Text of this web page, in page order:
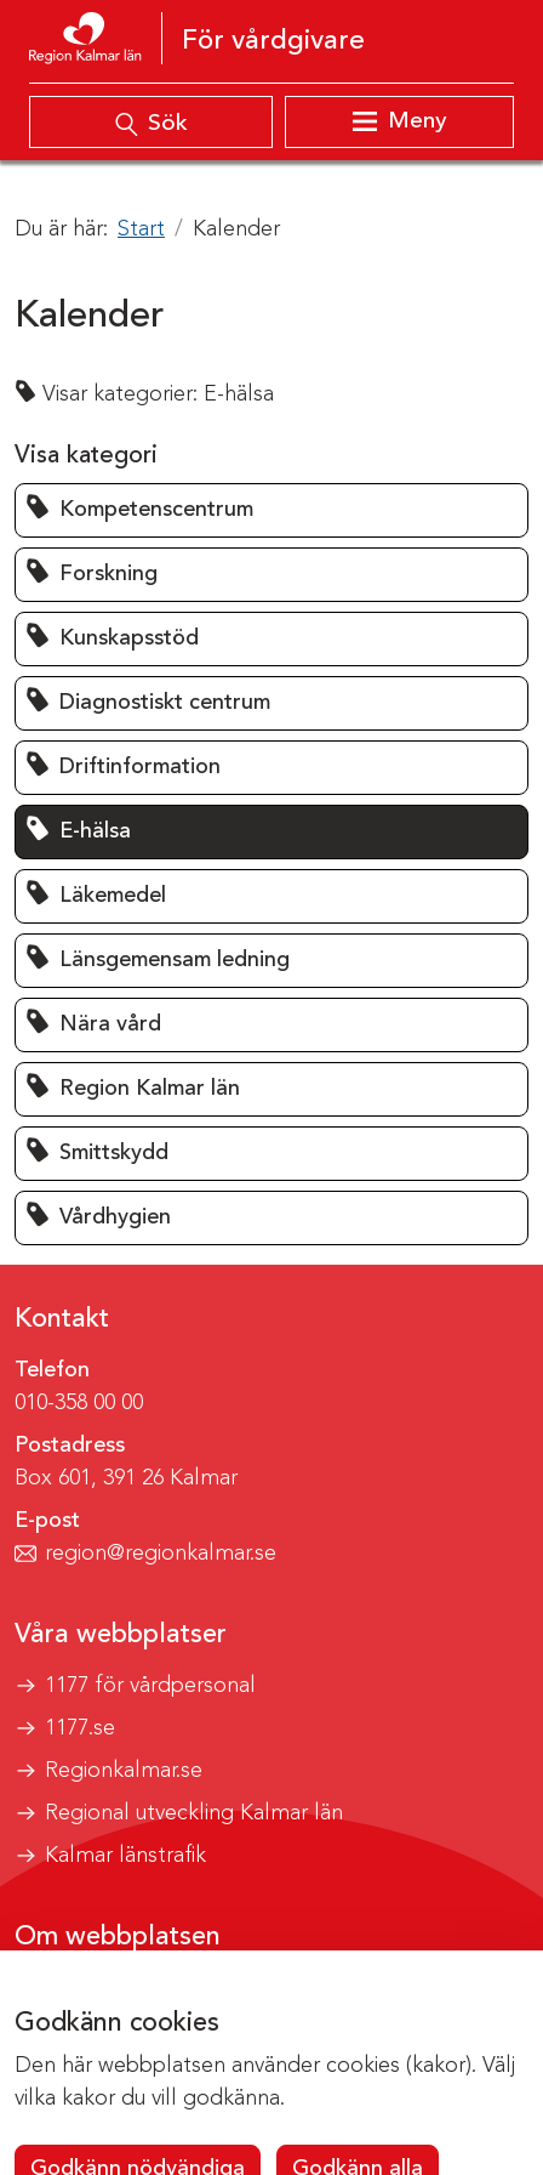
Godkänn cookies
Den här webbplatsen använder cookies (kakor). Välj
vilka kakor du vill godkänna.
Godkänn nödvändiga Godkänn alla
Hoppa till innehåll
För vårdgivare
Sök Meny
Du är här: Start Kalender
Kalender
Visar kategorier: E-hälsa
Visa kategori
Kompetenscentrum
Forskning
Kunskapsstöd
Diagnostiskt centrum
Driftinformation
E-hälsa
Läkemedel
Länsgemensam ledning
Nära vård
Region Kalmar län
Smittskydd
Vårdhygien
Kontakt
Telefon
010-358 00 00
Postadress
Box 601, 391 26 Kalmar
E-post
region@regionkalmar.se
Våra webbplatser
1177 för vårdpersonal
1177.se
Regionkalmar.se
Regional utveckling Kalmar län
Kalmar länstrafik
Om webbplatsen
Om cookies
Kontakta webbredaktionen